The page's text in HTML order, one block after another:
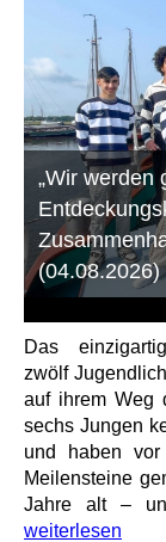
„Wir werden
Das
zwölf
auf ihrem Weg
sechs Jungen
und haben
Meilensteine
Jahre alt –
weiterlesen